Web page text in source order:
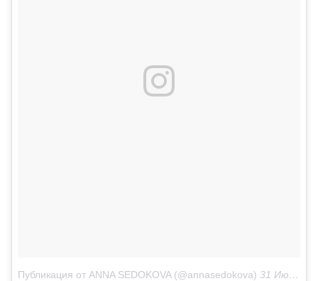
Публикация от ANNA SEDOKOVA (@annasedokova) 31 Июл 2018 в 7:41 PDT